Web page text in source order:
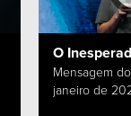
O
Mensagem
janeiro de